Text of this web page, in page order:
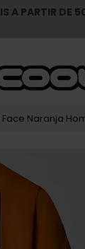
A PARTIR
Naranja